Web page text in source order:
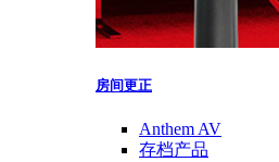
房间更正
Anthem AV
存档产品